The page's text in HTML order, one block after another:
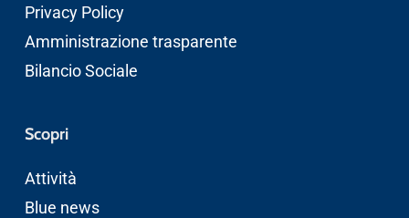
Privacy Policy
Amministrazione trasparente
Bilancio Sociale
Scopri
Attività
Blue news